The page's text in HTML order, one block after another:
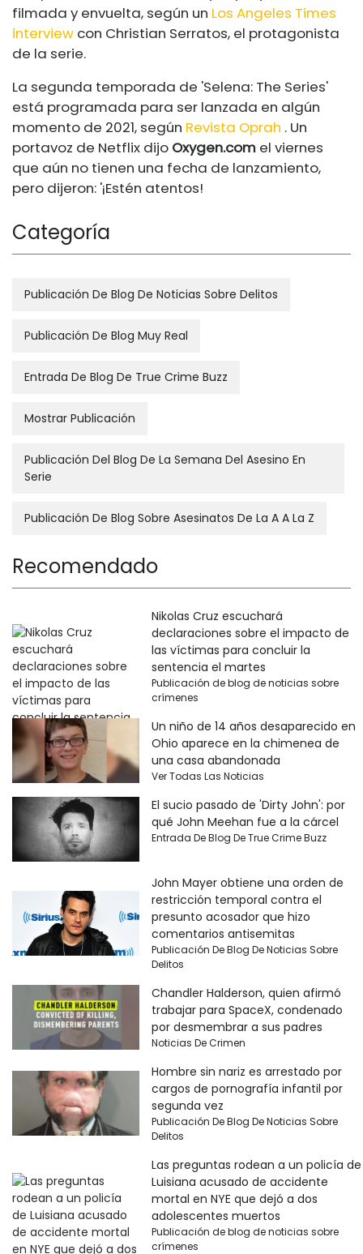
filmada y envuelta, según un Los Angeles Times
interview con Christian Serratos, el protagonista
de la serie.
La segunda temporada de 'Selena: The Series'
está programada para ser lanzada en algún
momento de 2021, según Revista Oprah . Un
portavoz de Netflix dijo Oxygen.com el viernes
que aún no tienen una fecha de lanzamiento,
pero dijeron: '¡Estén atentos!
Categoría
Publicación De Blog De Noticias Sobre Delitos
Publicación De Blog Muy Real
Entrada De Blog De True Crime Buzz
Mostrar Publicación
Publicación Del Blog De La Semana Del Asesino En
Serie
Publicación De Blog Sobre Asesinatos De La A A La Z
Recomendado
Nikolas Cruz escuchará
declaraciones sobre el impacto de
las víctimas para concluir la
sentencia el martes
Publicación de blog de noticias sobre
crímenes
Un niño de 14 años desaparecido en
Ohio aparece en la chimenea de
una casa abandonada
Ver Todas Las Noticias
El sucio pasado de 'Dirty John': por
qué John Meehan fue a la cárcel
Entrada De Blog De True Crime Buzz
John Mayer obtiene una orden de
restricción temporal contra el
presunto acosador que hizo
comentarios antisemitas
Publicación De Blog De Noticias Sobre
Delitos
Chandler Halderson, quien afirmó
trabajar para SpaceX, condenado
por desmembrar a sus padres
Noticias De Crimen
Hombre sin nariz es arrestado por
cargos de pornografía infantil por
segunda vez
Publicación De Blog De Noticias Sobre
Delitos
Las preguntas rodean a un policía de
Luisiana acusado de accidente
mortal en NYE que dejó a dos
adolescentes muertos
Publicación de blog de noticias sobre
crímenes